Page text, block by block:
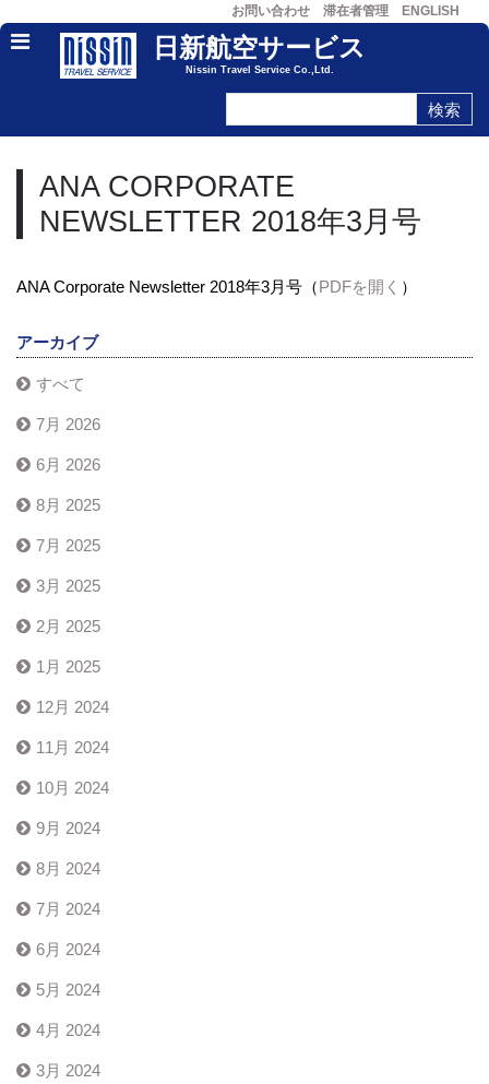
お問い合わせ 滞在者管理 ENGLISH
日新航空サービス
Nissin Travel Service Co.,Ltd.
ANA CORPORATE
NEWSLETTER 2018年3月号
ANA Corporate Newsletter 2018年3月号（PDFを開く ）
アーカイブ
すべて
7月 2026
6月 2026
8月 2025
7月 2025
3月 2025
2月 2025
1月 2025
12月 2024
11月 2024
10月 2024
9月 2024
8月 2024
7月 2024
6月 2024
5月 2024
4月 2024
3月 2024